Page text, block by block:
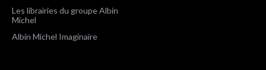
Les librairies du groupe Albin
Michel
Albin Michel Imaginaire